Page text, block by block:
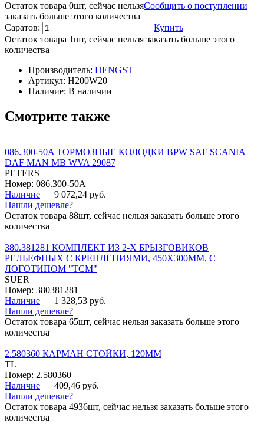
Сообщить о поступлении
Остаток товара 0шт, сейчас нельзя
заказать больше этого количества
Саратов:
Купить
Остаток товара 1шт, сейчас нельзя заказать больше этого
количества
Производитель: HENGST
Артикул: H200W20
Наличие: В наличии
Смотрите также
086.300-50A ТОРМОЗНЫЕ КОЛОДКИ BPW SAF SCANIA
DAF MAN MB WVA 29087
PETERS
Номер: 086.300-50A
Наличие
9 072,24 руб.
Нашли дешевле?
Остаток товара 88шт, сейчас нельзя заказать больше этого
количества
380.381281 КОМПЛЕКТ ИЗ 2-Х БРЫЗГОВИКОВ
РЕЛЬЕФНЫХ С КРЕПЛЕНИЯМИ, 450Х300ММ, С
ЛОГОТИПОМ "ТСМ"
SUER
Номер: 380381281
Наличие
1 328,53 руб.
Нашли дешевле?
Остаток товара 65шт, сейчас нельзя заказать больше этого
количества
2.580360 КАРМАН СТОЙКИ, 120ММ
TL
Номер: 2.580360
Наличие
409,46 руб.
Нашли дешевле?
Остаток товара 4936шт, сейчас нельзя заказать больше этого
количества